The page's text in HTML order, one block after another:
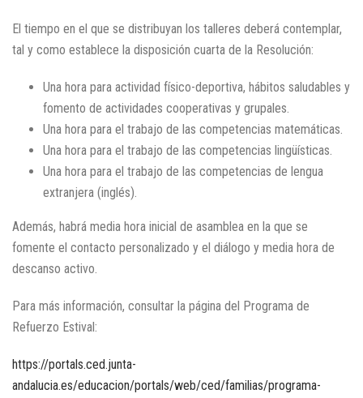
El tiempo en el que se distribuyan los talleres deberá contemplar,
tal y como establece la disposición cuarta de la Resolución:
Una hora para actividad físico-deportiva, hábitos saludables y
fomento de actividades cooperativas y grupales.
Una hora para el trabajo de las competencias matemáticas.
Una hora para el trabajo de las competencias lingüísticas.
Una hora para el trabajo de las competencias de lengua
extranjera (inglés).
Además, habrá media hora inicial de asamblea en la que se
fomente el contacto personalizado y el diálogo y media hora de
descanso activo.
Para más información, consultar la página del Programa de
Refuerzo Estival:
https://portals.ced.junta-
andalucia.es/educacion/portals/web/ced/familias/programa-